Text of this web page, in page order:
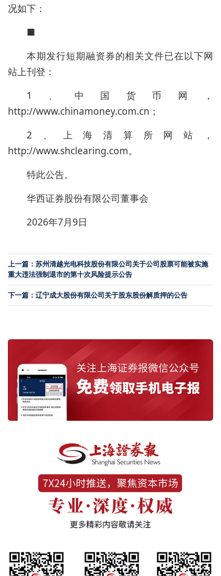
况如下：
■
本期发行短期融资券的相关文件已在以下网
站上刊登：
1、中国货币网，
http://www.chinamoney.com.cn；
2、上海清算所网站，
http://www.shclearing.com。
特此公告。
华西证券股份有限公司董事会
2026年7月9日
上一篇：苏州清越光电科技股份有限公司关于公司股票可能被实施
重大违法强制退市的第十次风险提示公告
下一篇：辽宁成大股份有限公司关于股东股份解质押的公告